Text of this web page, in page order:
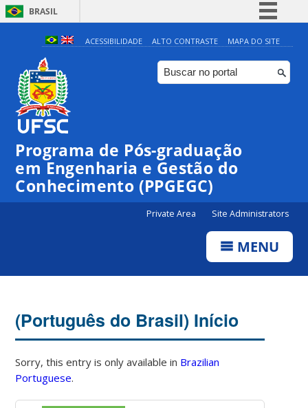
BRASIL
Simplifique!
Comunica BR
Participe
Canais
ACESSIBILIDADE ALTO CONTRASTE MAPA DO SITE
Programa de Pós-graduação
em Engenharia e Gestão do
Conhecimento (PPGEGC)
Private Area Site Administrators
MENU
(Português do Brasil) Início
Sorry, this entry is only available in Brazilian
Portuguese.